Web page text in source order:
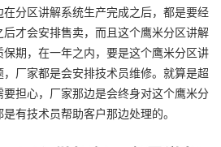
分区讲解系统生产完成之后，都是要经
才会安排售卖，而且这个鹰米分区讲解
期，在一年之内，要是这个鹰米分区讲
厂家都是会安排技术员维修。就算是超
担心，厂家那边是会终身对这个鹰米分
有技术员帮助客户那边处理的。